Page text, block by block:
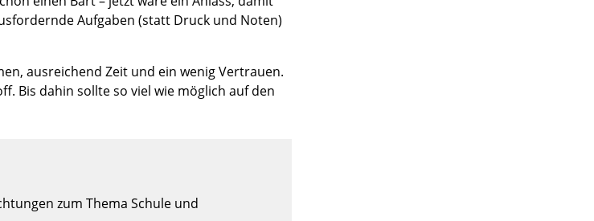
Aufgaben (statt Druck und Noten)
ausreichend Zeit und ein wenig Vertrauen.
Bis dahin sollte so viel wie möglich auf den
zum Thema Schule und